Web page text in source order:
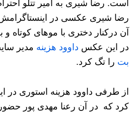
است. رضا شیری به امیر تتلو
رضا شیری عکسی در
آن درکنار دختری با موهای کوتاه و
در این عکس داوود هزینه مدیر
بت را تگ کرد.
از طرفی داوود هزینه استوری در
کرد که در آن رعنا مهدی پور